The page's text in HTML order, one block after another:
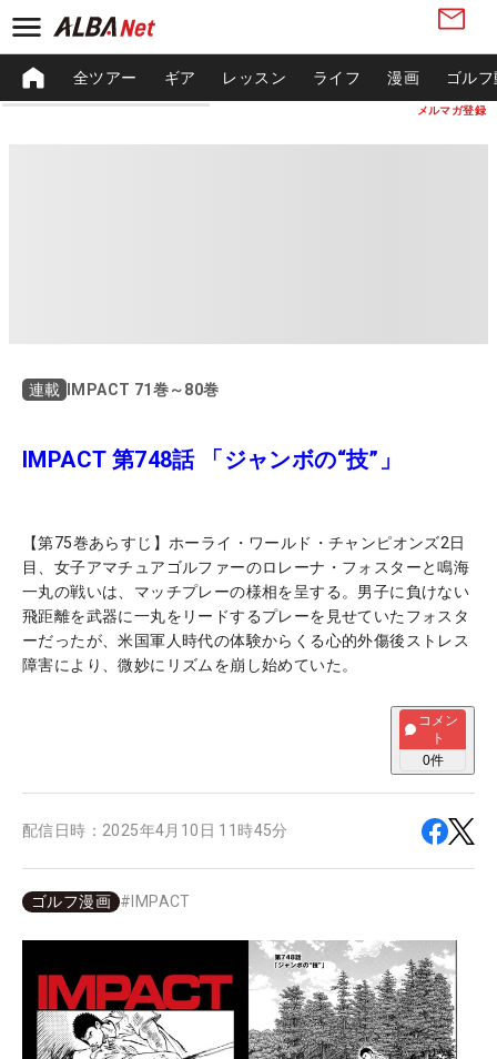
メルマガ登録
全ツアー ギア レッスン ライフ 漫画 ゴル
連載 IMPACT 71巻～80巻
IMPACT 第748話 「ジャンボの“技”」
【第75巻あらすじ】ホーライ・ワールド・チャンピオンズ2日
目、女子アマチュアゴルファーのロレーナ・フォスターと鳴海
一丸の戦いは、マッチプレーの様相を呈する。男子に負けない
飛距離を武器に一丸をリードするプレーを見せていたフォスタ
ーだったが、米国軍人時代の体験からくる心的外傷後ストレス
障害により、微妙にリズムを崩し始めていた。
コメン
ト
0件
配信日時： 2025年4月10日 11時45分
ゴルフ漫画 # IMPACT